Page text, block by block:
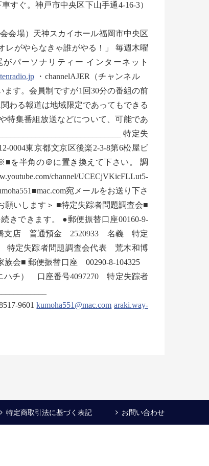
すぐ。神戸市中央区下山手通4-16-3）
会場）天神スカイホール福岡市中央区
がやらなきゃ誰がやる！」 毎週木曜
がパーソナリティー インターネット
・channelAJER（チャンネル
す。会員制ですが1回30分の番組の前
わる報道は地域限定であってもできる
特集番組放送などについて、可能であ
特定失
京都文京区後楽2-3-8第6松屋ビ
※■を半角の＠に置き換えて下さい。 調
channel/UCECjVKicFLLut5-
宛メールをお送り下さ
いします＞ ■特定失踪者問題調査会■
きできます。 ●郵便振替口座00160-9-
橋支店 普通預金 2520933 名義 特定
定失踪者問題調査会代表 荒木和博
族会■ 郵便振替口座 00290-8-104325
チ） 口座番号4097270 特定失踪者
9601kumoha551@mac.com araki.way-
特定商取引法に基づく表記 お問い合わせ